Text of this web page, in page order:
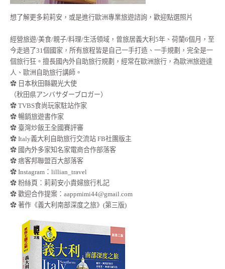
想了解更多莉莉安，或是進行歐洲專業旅遊諮詢，歡迎點選照片
經營旅遊/美食/親子/料理/生活領域，曾旅居義大利5年、荷蘭6個月，至
今走過了31個國家，所有旅程皆是自己一手打造、一手規劃，完全是一
個旅行狂。擅長國內外自助旅行規劃，經常在歐洲旅行，為歐洲旅遊達
人、歐洲自助旅行講師。
✿ 日本秋田縣觀光大使
（秋田県アンバサダーブロガー）
✿ TVBS食尚玩家駐站作家
✿ 暢銷旅遊書作家
✿ 臺灣炒飯王全國賽評審
✿ Italy義大利自助旅行交流站 FB社團版主
✿ 國內外多家知名家電商合作部落客
✿ 痞客邦聯盟百大部落客
✿ Instagram：lillian_travel
✿ 粉絲頁：莉莉安小貴婦旅行札記
✿ 歡迎合作提案： aappmimi44@gmail.com
✿ 著作《義大利南部深度之旅》(第三版)